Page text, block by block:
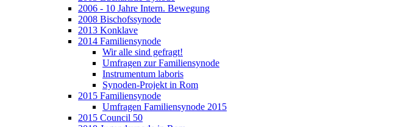
2006 - 10 Jahre Intern. Bewegung
2008 Bischofssynode
2013 Konklave
2014 Familiensynode
Wir alle sind gefragt!
Umfragen zur Familiensynode
Instrumentum laboris
Synoden-Projekt in Rom
2015 Familiensynode
Umfragen Familiensynode 2015
2015 Council 50